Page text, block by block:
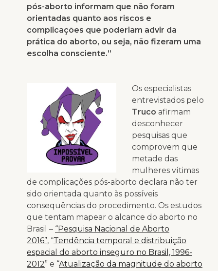
pós-aborto informam que não foram
orientadas quanto aos riscos e
complicações que poderiam advir da
prática do aborto, ou seja, não fizeram uma
escolha consciente.”
Os especialistas
entrevistados pelo
Truco afirmam
desconhecer
pesquisas que
comprovem que
metade das
mulheres vítimas
de complicações pós-aborto declara não ter
sido orientada quanto às possíveis
consequências do procedimento. Os estudos
que tentam mapear o alcance do aborto no
Brasil – “Pesquisa Nacional de Aborto
2016”, “Tendência temporal e distribuição
espacial do aborto inseguro no Brasil, 1996-
2012” e “Atualização da magnitude do aborto